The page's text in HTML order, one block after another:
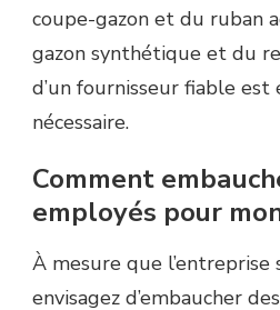
coupe-gazon et du ruban
gazon synthétique et du
d’un fournisseur fiable
nécessaire.
Comment
employés pour
À mesure que l’entreprise
envisagez d’embaucher